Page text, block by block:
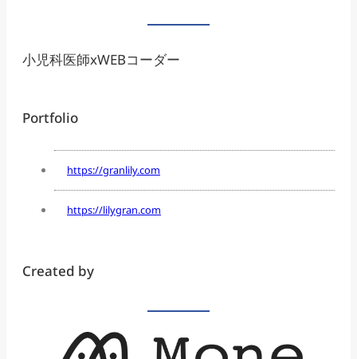
小児科医師xWEBコーダー
Portfolio
https://granlily.com
https://lilygran.com
Created by